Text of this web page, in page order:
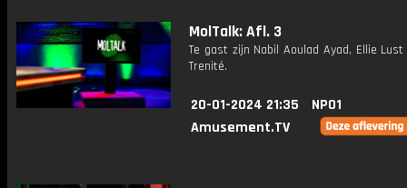
MolTalk: Afl. 3
Te gast zijn Nabil Aoulad Ayad, Ellie
Trenité.
20-01-2024 21:35
NPO1
Amusement.TV